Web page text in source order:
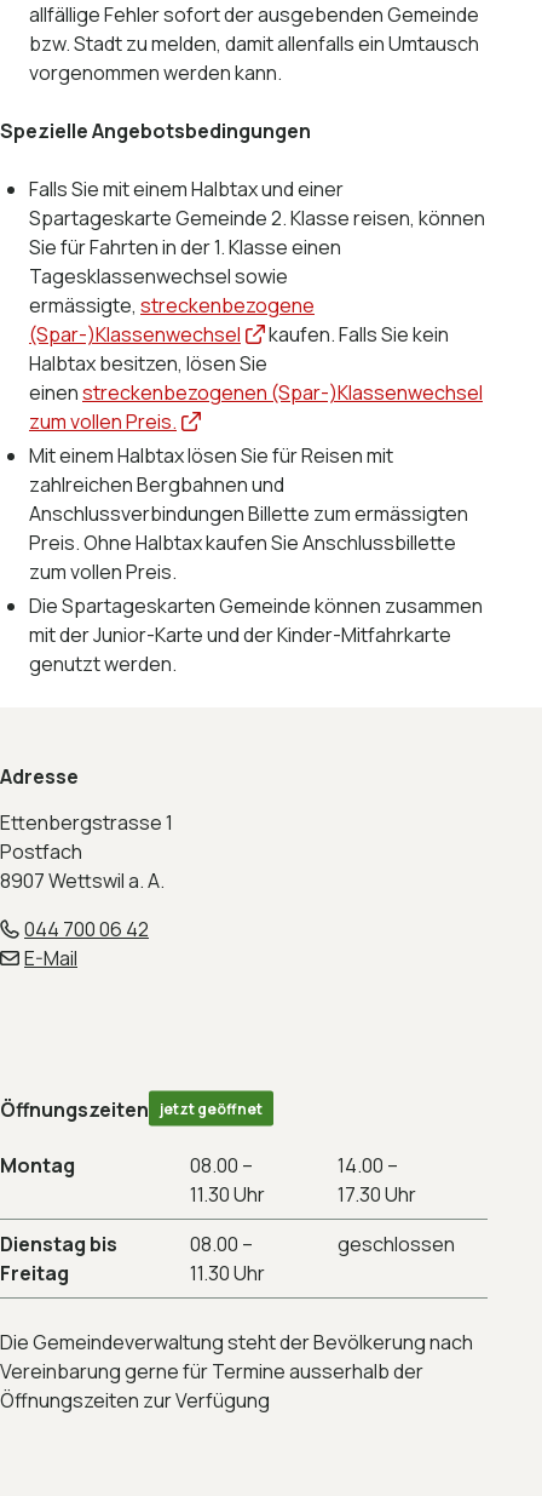
allfällige Fehler sofort der ausgebenden Gemeinde
bzw. Stadt zu melden, damit allenfalls ein Umtausch
vorgenommen werden kann.
Spezielle Angebotsbedingungen
Falls Sie mit einem Halbtax und einer
Spartageskarte Gemeinde 2. Klasse reisen, können
Sie für Fahrten in der 1. Klasse einen
Tagesklassenwechsel sowie
ermässigte, streckenbezogene
(Spar-)Klassenwechsel
kaufen. Falls Sie kein
Halbtax besitzen, lösen Sie
einenstreckenbezogenen (Spar-)Klassenwechsel
zum vollen Preis.
Mit einem Halbtax lösen Sie für Reisen mit
zahlreichen Bergbahnen und
Anschlussverbindungen Billette zum ermässigten
Preis. Ohne Halbtax kaufen Sie Anschlussbillette
zum vollen Preis.
Die Spartageskarten Gemeinde können zusammen
mit der Junior-Karte und der Kinder-Mitfahrkarte
genutzt werden.
Adresse
Ettenbergstrasse 1
Postfach
8907 Wettswil a. A.
044 700 06 42
E-Mail
Öffnungszeiten jetzt geöffnet
Montag
08.00 –
11.30 Uhr
14.00 –
17.30 Uhr
Dienstag bis
Freitag
08.00 –
11.30 Uhr
geschlossen
Die Gemeindeverwaltung steht der Bevölkerung nach
Vereinbarung gerne für Termine ausserhalb der
Öffnungszeiten zur Verfügung